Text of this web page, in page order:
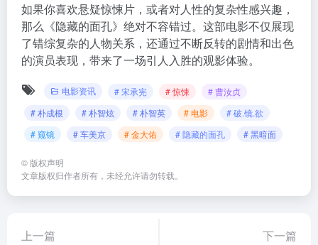
如果你喜欢悬疑惊悚片，或者对人性的复杂性感兴趣，
那么《隐藏的面孔》绝对不容错过。这部电影不仅展现
了错综复杂的人物关系，还通过不断反转的剧情和出色
的演员表现，带来了一场引人入胜的观影体验。
电影资讯 # 宋承宪 # 惊悚
# 曹汝贞
# 朴成根
# 朴智炫 # 朴智英 # 电影
# 破.镜.欲
# 窥镜
# 车美京 # 金大佑 # 隐藏的面孔 # 黑暗面
© 版权声明
文章版权归作者所有，未经允许请勿转载。
上一篇 下一篇